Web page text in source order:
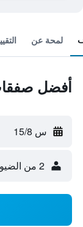
لمحة عن
أفضل
س 15/8
2 من الضيوف، غرفة واحدة